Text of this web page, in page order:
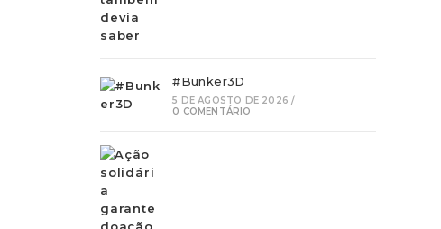
#Bunker3D
5 DE AGOSTO DE 2026 /
0 COMENTÁRIO